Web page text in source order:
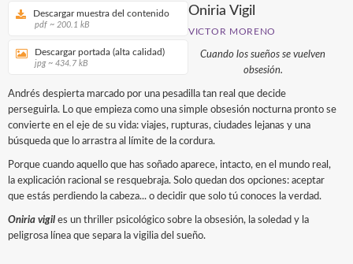
Descargar muestra del contenido
pdf ~ 200.1 kB
Descargar portada (alta calidad)
jpg ~ 434.7 kB
Oniria Vigil
VICTOR MORENO
Cuando los sueños se vuelven
obsesión.
Andrés despierta marcado por una pesadilla tan real que decide
perseguirla. Lo que empieza como una simple obsesión nocturna pronto se
convierte en el eje de su vida: viajes, rupturas, ciudades lejanas y una
búsqueda que lo arrastra al límite de la cordura.
Porque cuando aquello que has soñado aparece, intacto, en el mundo real,
la explicación racional se resquebraja. Solo quedan dos opciones: aceptar
que estás perdiendo la cabeza... o decidir que solo tú conoces la verdad.
Oniria vigil es un thriller psicológico sobre la obsesión, la soledad y la
peligrosa línea que separa la vigilia del sueño.